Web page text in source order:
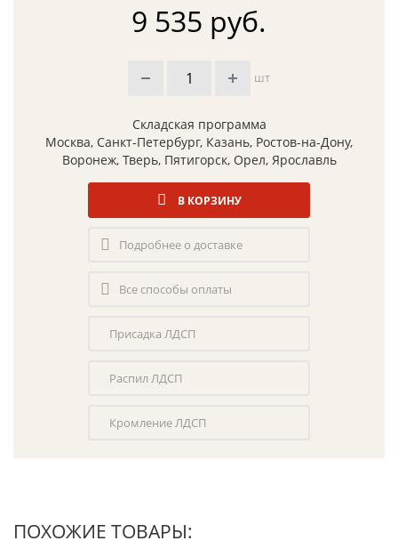
9 535 руб.
шт
Складская программа
Москва, Санкт-Петербург, Казань, Ростов-на-Дону,
Воронеж, Тверь, Пятигорск, Орел, Ярославль
В КОРЗИНУ
Подробнее о доставке
Все способы оплаты
Присадка ЛДСП
Распил ЛДСП
Кромление ЛДСП
ПОХОЖИЕ ТОВАРЫ: